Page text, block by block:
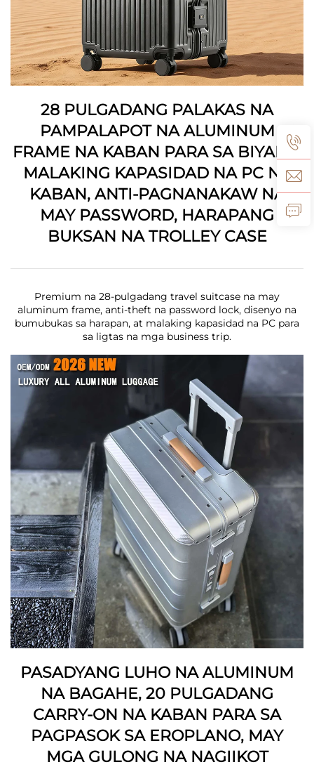
28 PULGADANG PALAKAS NA
PAMPALAPOT NA ALUMINUM
FRAME NA KABAN PARA SA BIYAHE,
MALAKING KAPASIDAD NA PC NA
KABAN, ANTI-PAGNANAKAW NA
MAY PASSWORD, HARAPANG
BUKSAN NA TROLLEY CASE
Premium na 28-pulgadang travel suitcase na may
aluminum frame, anti-theft na password lock, disenyo na
bumubukas sa harapan, at malaking kapasidad na PC para
sa ligtas na mga business trip.
PASADYANG LUHO NA ALUMINUM
NA BAGAHE, 20 PULGADANG
CARRY-ON NA KABAN PARA SA
PAGPASOK SA EROPLANO, MAY
MGA GULONG NA NAGIIKOT